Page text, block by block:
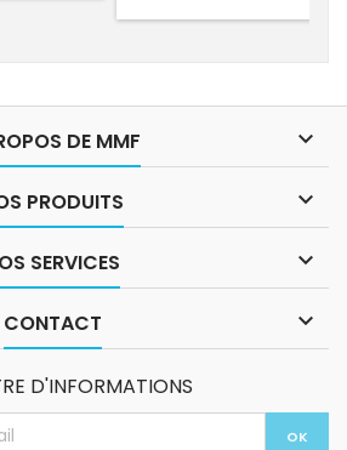
DE MMF 
PRODUITS 
SERVICES 
CONTACT 
D'INFORMATIONS